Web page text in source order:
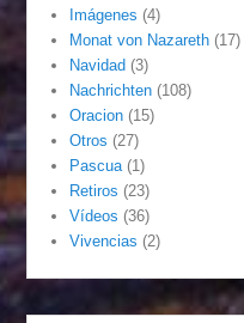
Imágenes (4)
Monat von Nazareth (17)
Navidad (3)
Nachrichten (108)
Oracion (15)
Otros (27)
Pascua (1)
Retiros (23)
Vídeos (36)
Vivencias (2)